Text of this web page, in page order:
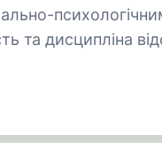
психологічними
судимостей Умови роботи: